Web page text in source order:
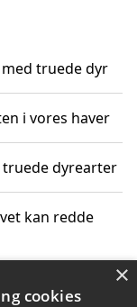
truede dyr
i vores haver
dyrearter
kan redde
bevarelsen
×
cookies